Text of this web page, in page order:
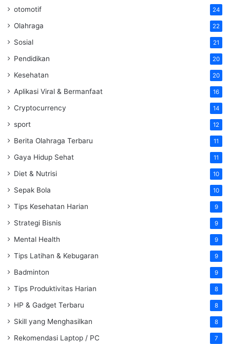
otomotif 24
Olahraga 22
Sosial 21
Pendidikan 20
Kesehatan 20
Aplikasi Viral & Bermanfaat 16
Cryptocurrency 14
sport 12
Berita Olahraga Terbaru 11
Gaya Hidup Sehat 11
Diet & Nutrisi 10
Sepak Bola 10
Tips Kesehatan Harian 9
Strategi Bisnis 9
Mental Health 9
Tips Latihan & Kebugaran 9
Badminton 9
Tips Produktivitas Harian 8
HP & Gadget Terbaru 8
Skill yang Menghasilkan 8
Rekomendasi Laptop / PC 7